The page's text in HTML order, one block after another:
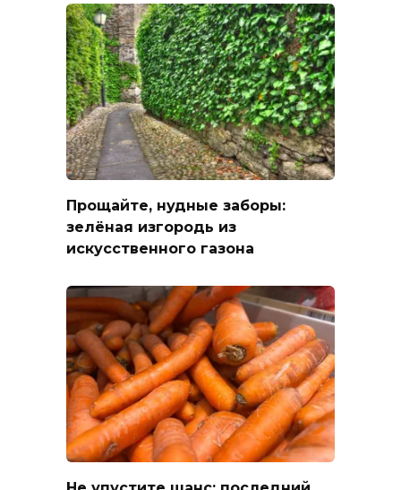
Прощайте, нудные заборы:
зелёная изгородь из
искусственного газона